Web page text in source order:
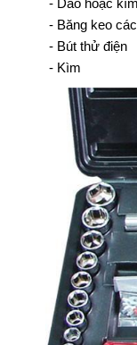
- Dao hoặc
- Băng keo
- Bút thử điện
- Kìm